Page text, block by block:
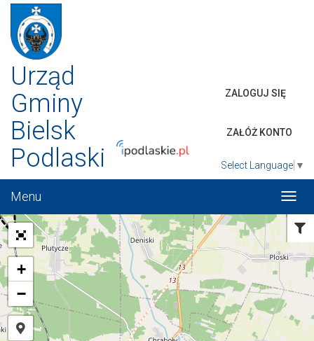
Urząd
Gminy
Bielsk
Podlaski
ZALOGUJ SIĘ
ZAŁÓŻ KONTO
Select Language ▼
Menu
+
−